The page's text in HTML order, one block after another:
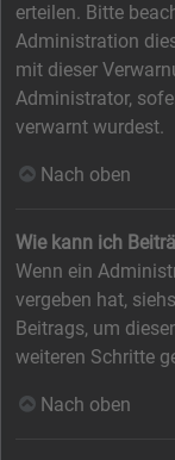
erteilen. Bitte
Administration
mit dieser
Administrator,
verwarnt wurdest.
Nach oben
Wie kann ich
Wenn ein
vergeben hat,
Beitrags, um
weiteren Schritte
Nach oben